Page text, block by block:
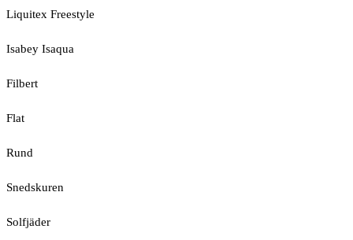
Liquitex Freestyle
Isabey Isaqua
Filbert
Flat
Rund
Snedskuren
Solfjäder